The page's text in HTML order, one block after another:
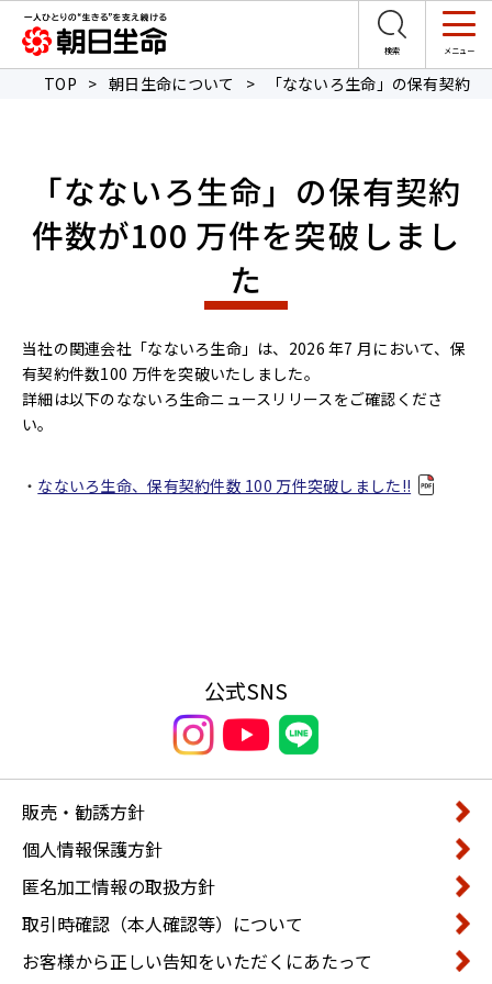
TOP > 朝日生命について > 「なないろ生命」の保有契約
「なないろ生命」の保有契約
件数が100 万件を突破しまし
た
当社の関連会社「なないろ生命」は、2026 年7 月において、保
有契約件数100 万件を突破いたしました。
詳細は以下のなないろ生命ニュースリリースをご確認くださ
い。
なないろ生命、保有契約件数 100 万件突破しました!!
公式SNS
販売・勧誘方針
個人情報保護方針
匿名加工情報の取扱方針
取引時確認（本人確認等）について
お客様から正しい告知をいただくにあたって